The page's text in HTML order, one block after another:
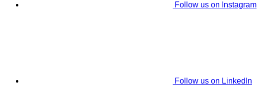
Follow us on Instagram
Follow us on LinkedIn